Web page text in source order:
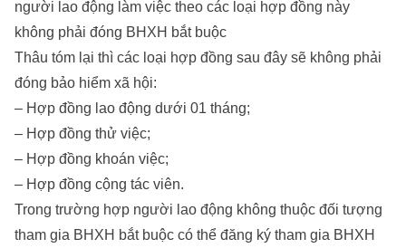
người lao động làm việc theo các loại hợp đồng này
không phải đóng BHXH bắt buộc
Thâu tóm lại thì các loại hợp đồng sau đây sẽ không phải
đóng bảo hiểm xã hội:
– Hợp đồng lao động dưới 01 tháng;
– Hợp đồng thử việc;
– Hợp đồng khoán việc;
– Hợp đồng cộng tác viên.
Trong trường hợp người lao động không thuộc đối tượng
tham gia BHXH bắt buộc có thể đăng ký tham gia BHXH